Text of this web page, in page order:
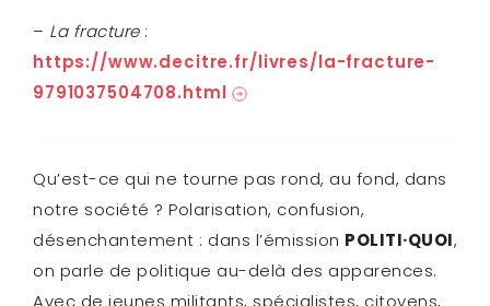
– La fracture:
https://www.decitre.fr/livres/la-fracture-
9791037504708.html
Qu’est-ce qui ne tourne pas rond, au fond, dans
notre société ? Polarisation, confusion,
désenchantement : dans l’émission POLITI·QUOI,
on parle de politique au-delà des apparences.
Avec de jeunes militants, spécialistes, citoyens,